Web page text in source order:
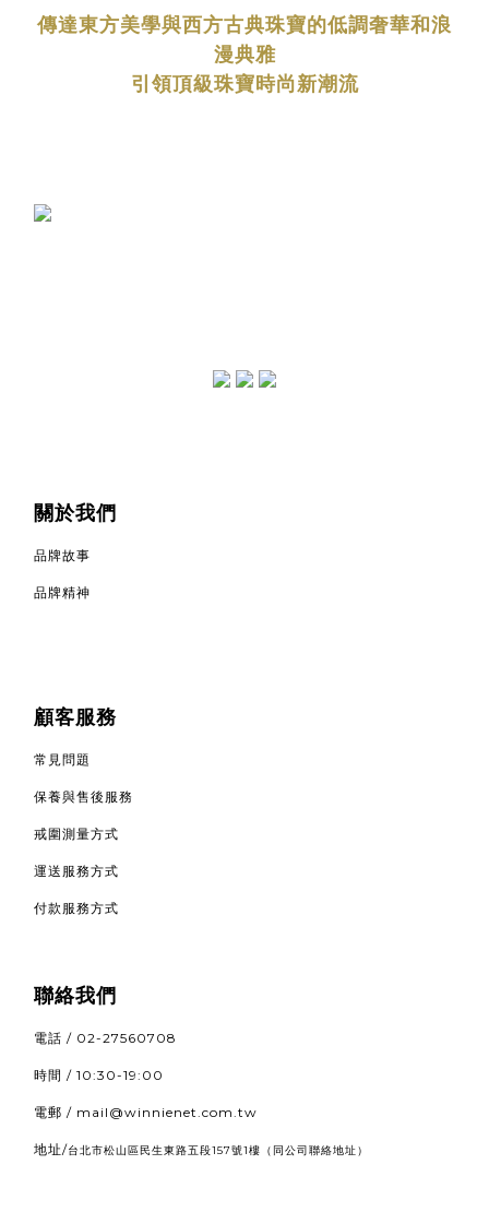
傳達東方美學與西方古典珠寶的低調奢華和浪
漫典雅
引領頂級珠寶時尚新潮流
關於我們
品牌故事
品牌精神
顧客服務
常見問題
保養與售後服務
戒圍測量方式
運送服務方式
付款服務方式
聯絡我們
電話 / 02-27560708
時間 / 10:30-19:00
電郵 / mail@winnienet.com.tw
地址/台北市松山區民生東路五段157號1樓 （同公司聯絡地址）